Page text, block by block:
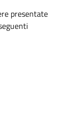
presentate